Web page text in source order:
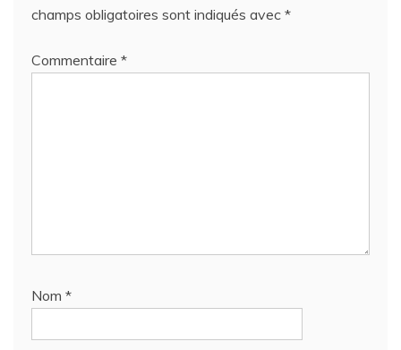
champs obligatoires sont indiqués avec *
Commentaire *
Nom *